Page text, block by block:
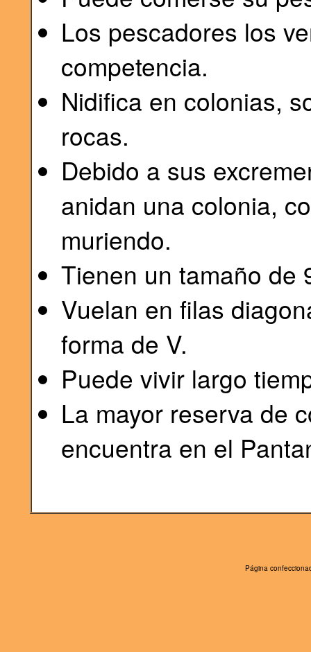
Los pescadores los
competencia.
Nidifica en colonias,
rocas.
Debido a sus
anidan una colonia,
muriendo.
Tienen un tamaño de
Vuelan en filas
forma de V.
Puede vivir largo
La mayor reserva de
encuentra en el
Página